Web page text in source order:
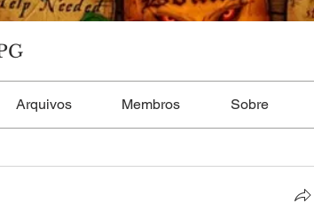
Arquivos Membros Sobre